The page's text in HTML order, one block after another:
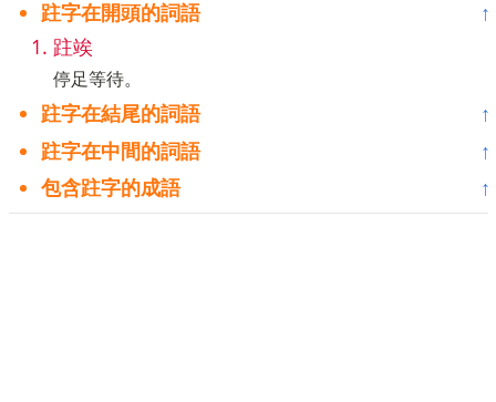
跓字在開頭的詞語
↑
跓竢
停足等待。
跓字在結尾的詞語
↑
跓字在中間的詞語
↑
包含跓字的成語
↑